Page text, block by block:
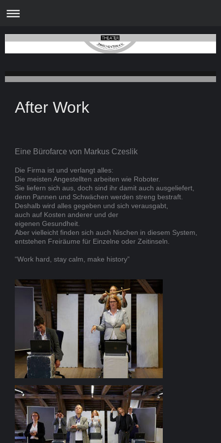
After Work
Eine Bürofarce von Markus Czeslik
Die Firma ist und verlangt alles:
Die meisten Angestellten arbeiten wie Roboter.
Sie liefern sich aus, doch sind ihr damit auch ausgeliefert,
denn Pannen und Schwächen werden streng bestraft.
Deshalb wird alles gegeben und sich verausgabt,
auch auf Kosten anderer und der
eigenen Gesundheit.
Aber vielleicht finden sich auch Nischen in diesem System,
entstehen Freiräume für Einzelne oder Zeitinseln.
“Work hard, stay calm, make history”